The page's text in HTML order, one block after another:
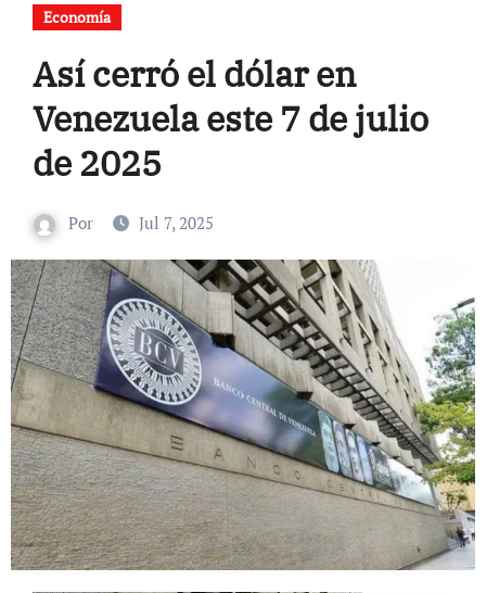
Economía
Así cerró el dólar en
Venezuela este 7 de julio
de 2025
Por Jul 7, 2025